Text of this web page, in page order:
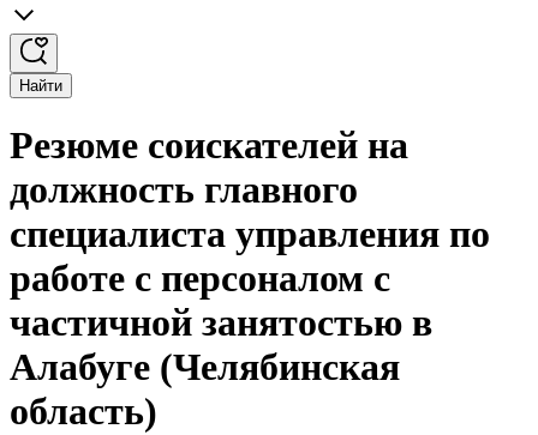
Найти
Резюме соискателей на
должность главного
специалиста управления по
работе с персоналом с
частичной занятостью в
Алабуге (Челябинская
область)